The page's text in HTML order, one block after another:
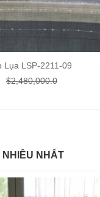
Thêm vào giỏ hàng
Lụa LSP-2211-09
$2,480,000.0
NHẤT